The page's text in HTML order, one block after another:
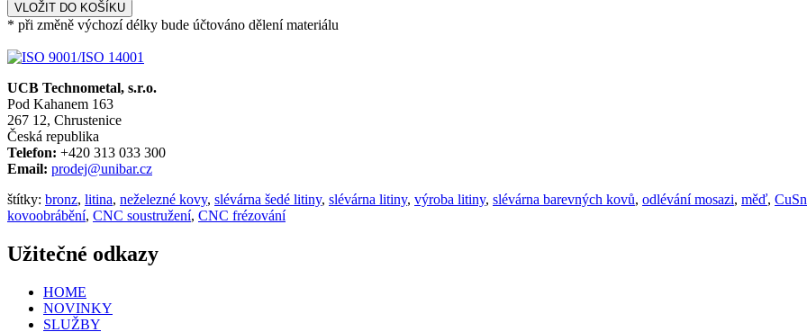
VLOŽIT DO KOŠÍKU
* při změně výchozí délky bude účtováno dělení materiálu
UCB Technometal, s.r.o.
Pod Kahanem 163
267 12, Chrustenice
Česká republika
Telefon: +420 313 033 300
Email: prodej@unibar.cz
štítky: bronz, litina, neželezné kovy, slévárna šedé litiny, slévárna litiny, výroba litiny, slévárna barevných kovů, odlévání mosazi, měď,
kovoobrábění, CNC soustružení, CNC frézování
Užitečné odkazy
HOME
NOVINKY
SLUŽBY